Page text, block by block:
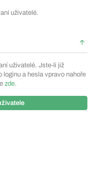
uživatelé.
uživatelé. Jste-li již
a hesla vpravo nahoře
zde.